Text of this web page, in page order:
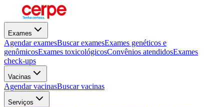
Exames
Agendar examesBuscar examesExames genéticos e
genômicosExames toxicológicosConvênios atendidosExames
check-ups
Vacinas
Agendar vacinasBuscar vacinas
Serviços